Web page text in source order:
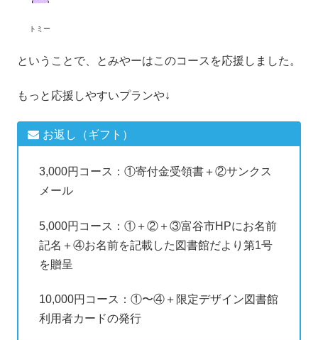
トミー
ということで、とみやーはこのコースを応援しました。
もっと応援しやすいプランや↓
お返し（ギフト）
3,000円コース：①寄付金受領書＋②サンクス
メール
5,000円コース：①＋②＋③富谷市HPにお名前
記名＋④お名前を記載した図書館だより第1号
を贈呈
10,000円コース：①〜④＋限定デザイン図書館
利用者カードの発行